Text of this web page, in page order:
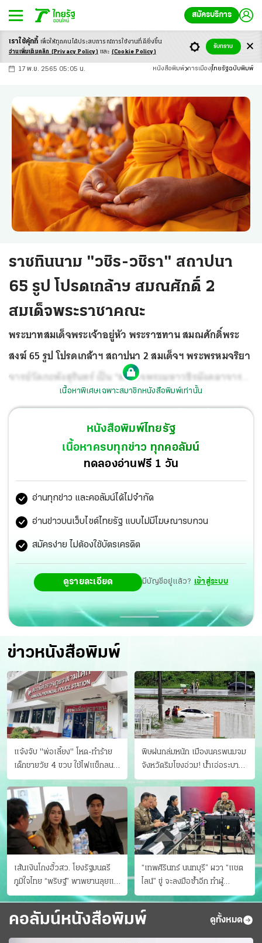
สมัครบริการ
-ก ก ก+
17 พ.ย. 2565 05:05 น. หนังสือพิมพ์ การเมือง ไทยรัฐฉบับพิมพ์
ราชทินนาม "วชิร-วชิรา" สถาปนา
65 รูป โปรดเกล้าฯ สมณศักดิ์ 2
สมเด็จพระราชาคณะ
พระบาทสมเด็จพระเจ้าอยู่หัว พระราชทาน สมณศักดิ์พระ
สงฆ์ 65 รูป โปรดเกล้าฯ สถาปนา 2 สมเด็จฯ พระพรหมจริยา
จารย์วัดกะพังสุรินทร์ เป็น “สมเด็จพระมหาวชิรมังคลาจารย์”
พระพรหมวิสุทธาจารย์ วัดเครือวัลย์ เป็น “สมเด็จพระพุทธ
พจนวชิรมุนี” ขณะที่วัดเทวราชกุญชรวัดไร่ขิง ขึ้นชั้นธรรม
เผยราชทินนามประกอบด้วย “วชิร-วชิรา” ตั้งแต่สมเด็จจนถึง
เนื้อหาพิเศษเฉพาะสมาชิกหนังสือพิมพ์เท่านั้น
หนังสือพิมพ์ไทยรัฐ
เนื้อหาครบทุกข่าว ทุกคอลัมน์
ทดลองอ่านฟรี 1 วัน
อ่านทุกข่าว และคอลัมน์ได้ไม่จำกัด
อ่านข่าวบนเว็บไซต์ไทยรัฐ แบบไม่มีโฆษณารบกวน
สมัครง่าย ไม่ต้องใช้บัตรเครดิต
ดูรายละเอียด มีบัญชีอยู่แล้ว? เข้าสู่ระบบ
ข่าวหนังสือพิมพ์
แจ้งจับ "พ่อเลี้ยง" โหด-ทําร้าย
เด็กชายวัย 4 ขวบ ใช้ไฟแช็กลน
บาดเจ็บ
พิษฝนถล่มหนัก เมืองนครพนมจม
จังหวัดริมโขงอ่วม! นํ้าเอ่อระบาย
ไม่ทัน แม่ปิงทะลักล้น
เส้นเงินโกงฮั้วสว. โยงรัฐมนตรี
ภูมิใจไทย “พริษฐ์” พาพยานลุยแฉ
มีโอนให้คนกกต.ด้วย
“เทพศิรินทร์ นนทบุรี” ผวา “แชต
ไลน์” ขู่ จะลงมือซ้ำอีก ทําผู้
ปกครองแตกตื่นแจ้งตำรวจ
คอลัมน์หนังสือพิมพ์ ดูทั้งหมด
เราใช้คุ้กกี้ เพื่อให้ทุกคนได้ประสบการณ์การใช้งานที่ดียิ่งขึ้น
อ่านเพิ่มเติมคลิก (Privacy Policy) และ (Cookie Policy)
รับทราบ